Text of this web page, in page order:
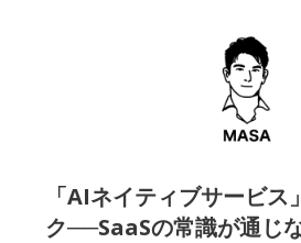
「AIネイティブサービス
ク──SaaSの常識が通じ